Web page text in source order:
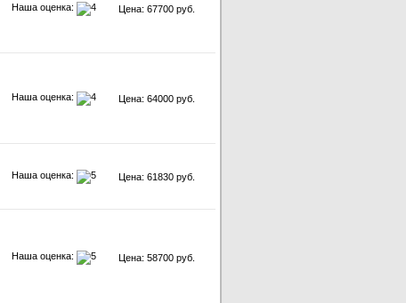
Наша оценка: Цена: 67700 руб.
Наша оценка: Цена: 64000 руб.
Наша оценка: Цена: 61830 руб.
Наша оценка: Цена: 58700 руб.